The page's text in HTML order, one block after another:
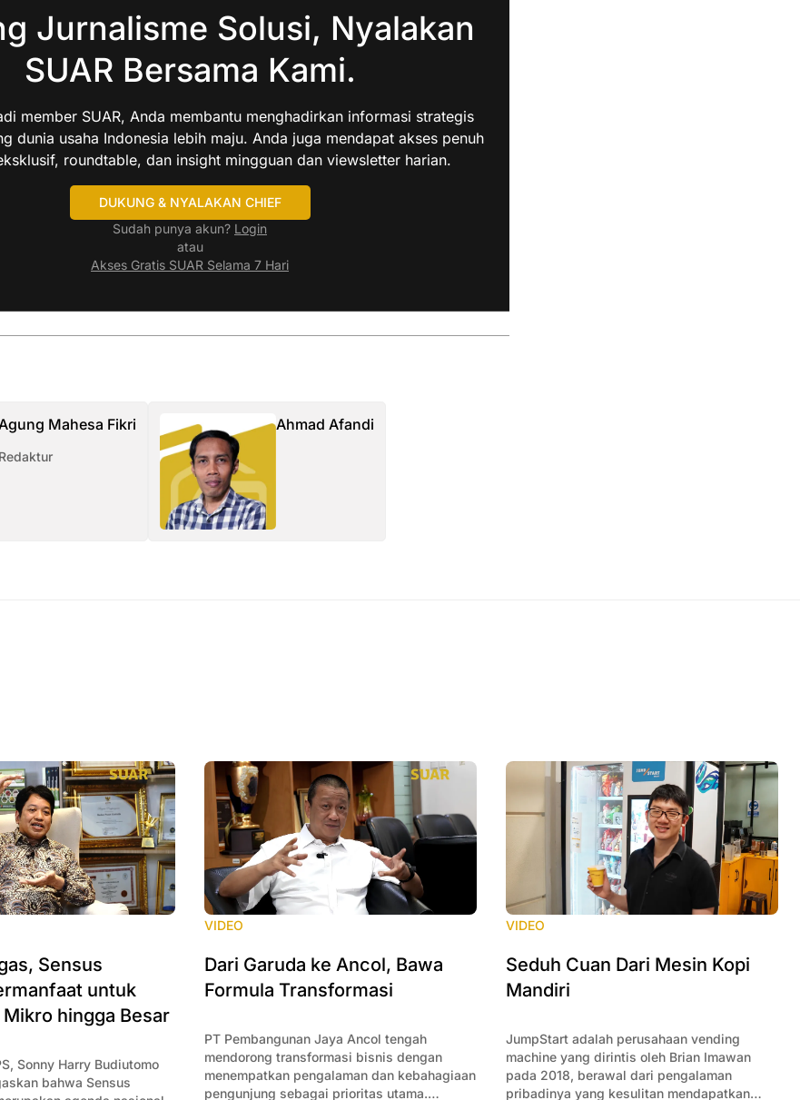
Jurnalisme Solusi, Nyalakan
SUAR Bersama Kami.
member SUAR, Anda membantu menghadirkan informasi strategis
dunia usaha Indonesia lebih maju. Anda juga mendapat akses penuh
roundtable, dan insight mingguan dan viewsletter harian.
DUKUNG & NYALAKAN CHIEF
Sudah punya akun? Login
atau
Akses Gratis SUAR Selama 7 Hari
Mahesa Fikri
Redaktur
Ahmad Afandi
Sensus
untuk
hingga Besar
Sonny Harry Budiutomo
bahwa Sensus
VIDEO
Dari Garuda ke Ancol, Bawa
Formula Transformasi
PT Pembangunan Jaya Ancol tengah
mendorong transformasi bisnis dengan
menempatkan pengalaman dan kebahagiaan
pengunjung sebagai prioritas utama.
VIDEO
Seduh Cuan Dari Mesin Kopi
Mandiri
JumpStart adalah perusahaan vending
machine yang dirintis oleh Brian Imawan
pada 2018, berawal dari pengalaman
pribadinya yang kesulitan mendapatkan